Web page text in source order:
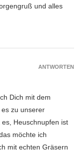
und alles
Dich mit dem
zu unserer
Heuschnupfen ist
möchte ich
mit echten Gräsern
ANTWORTEN